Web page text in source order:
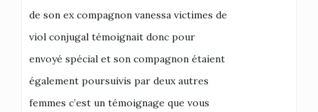
de son ex compagnon vanessa victimes de
viol conjugal témoignait donc pour
envoyé spécial et son compagnon étaient
également poursuivis par deux autres
femmes c’est un témoignage que vous